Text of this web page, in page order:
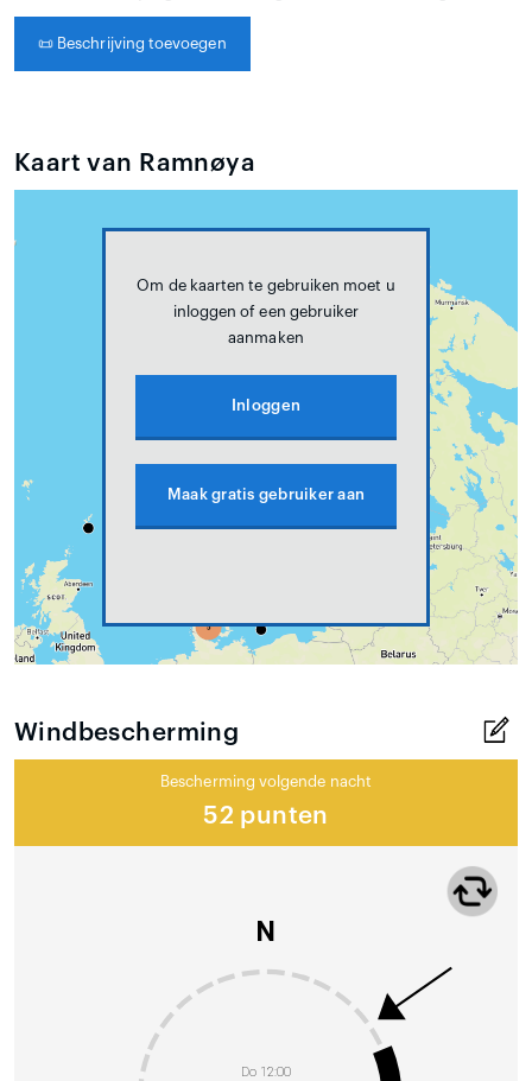
📜 Beschrijving toevoegen
Kaart van Ramnøya
Om de kaarten te gebruiken moet u
inloggen of een gebruiker
aanmaken
Inloggen
Maak gratis gebruiker aan
Windbescherming
Bescherming volgende nacht
52 punten
Do 12:00
N